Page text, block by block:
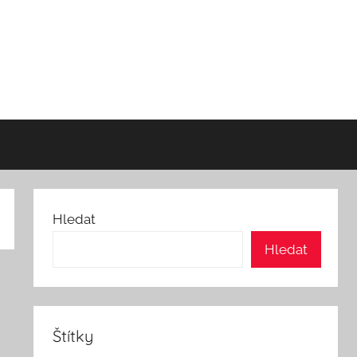
Hledat
Hledat
Štítky